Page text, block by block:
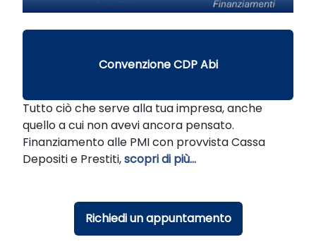
Convenzione CDP Abi
Tutto ciò che serve alla tua impresa, anche
quello a cui non avevi ancora pensato.
Finanziamento alle PMI con provvista Cassa
Depositi e Prestiti,scopri di più...
Richiedi un appuntamento